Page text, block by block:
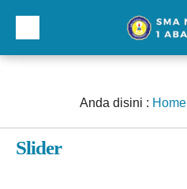
Anda disini : Home
Slider